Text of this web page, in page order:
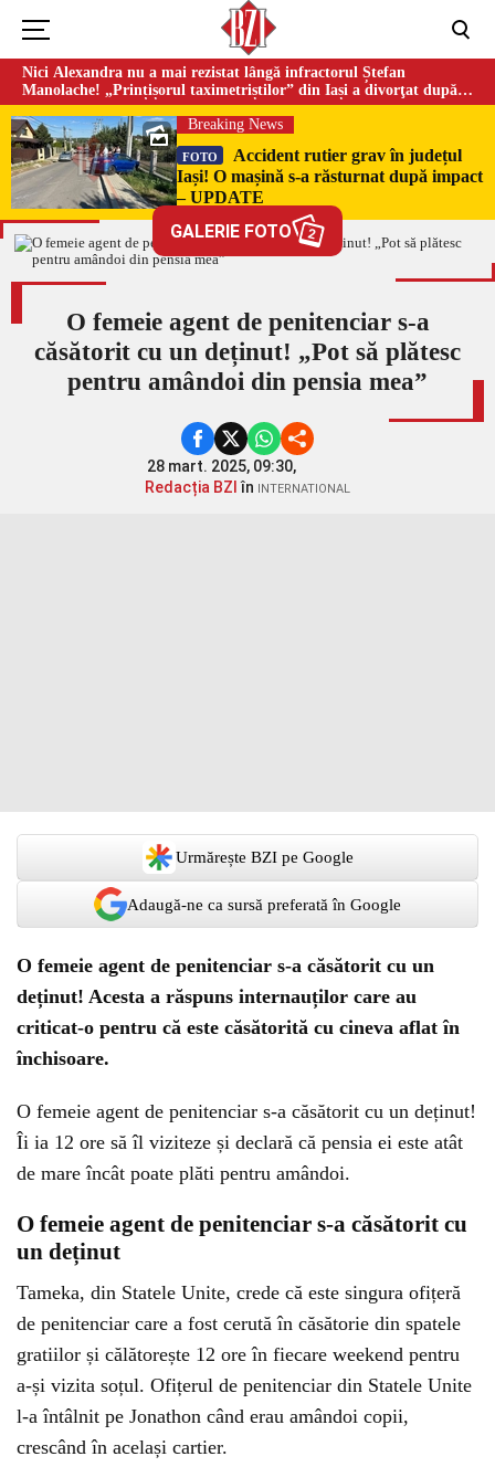
Nici Alexandra nu a mai rezistat lângă infractorul Ștefan
Manolache! „Prințișorul taximetriștilor” din Iași a divorţat după
doi ani de căsnicie
Breaking News
FOTO
Accident rutier grav în județul
Iași! O mașină s-a răsturnat după impact
– UPDATE
GALERIE FOTO 2
O femeie agent de penitenciar s-a
căsătorit cu un deținut! „Pot să plătesc
pentru amândoi din pensia mea”
28 mart. 2025, 09:30,
Redacția BZI în INTERNATIONAL
Urmărește BZI pe Google
Adaugă-ne ca sursă preferată în Google
O femeie agent de penitenciar s-a căsătorit cu un
deținut! Acesta a răspuns internauților care au
criticat-o pentru că este căsătorită cu cineva aflat în
închisoare.
O femeie agent de penitenciar s-a căsătorit cu un deținut!
Îi ia 12 ore să îl viziteze și declară că pensia ei este atât
de mare încât poate plăti pentru amândoi.
O femeie agent de penitenciar s-a căsătorit cu
un deținut
Tameka, din Statele Unite, crede că este singura ofițeră
de penitenciar care a fost cerută în căsătorie din spatele
gratiilor și călătorește 12 ore în fiecare weekend pentru
a-și vizita soțul. Ofițerul de penitenciar din Statele Unite
l-a întâlnit pe Jonathon când erau amândoi copii,
crescând în același cartier.